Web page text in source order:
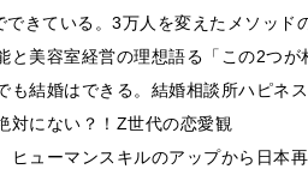
できている。3万人を変えたメソッド
と美容室経営の理想語る「この2つ
も結婚はできる。結婚相談所ハピネ
対にない？！Z世代の恋愛観
ヒューマンスキルのアップから日本